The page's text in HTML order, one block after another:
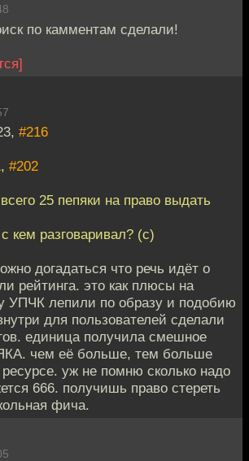
по камментам сделали!
#216
#202
25 пепяки на право выдать
кем разговаривал? (с)
догадаться что речь идёт о
рейтинга. это как плюсы на
УПЧК лепили по образу и подобию
для пользователей сделали
единица получила смешное
чем её больше, тем больше
уж не помню сколько надо
666. получишь право стереть
фича.